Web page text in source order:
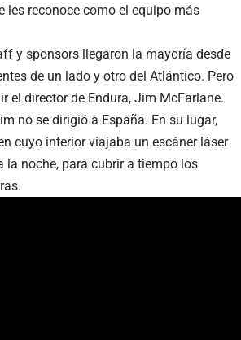
les reconoce como el equipo más
y sponsors llegaron la mayoría desde
de un lado y otro del Atlántico. Pero
el director de Endura, Jim McFarlane.
no se dirigió a España. En su lugar,
cuyo interior viajaba un escáner láser
la noche, para cubrir a tiempo los